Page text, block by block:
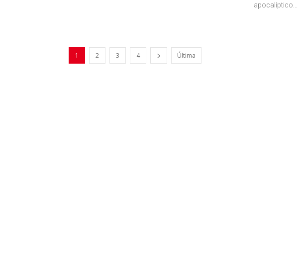
apocalíptico...
1 2 3 4 Última